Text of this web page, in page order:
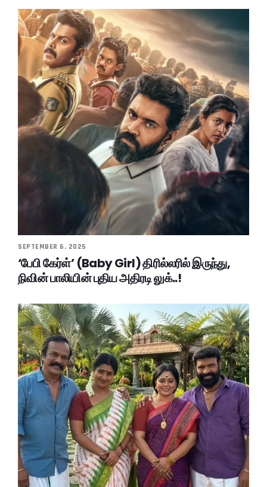
SEPTEMBER 6, 2025
‘பேபி கேர்ள்’ (Baby Girl) திரில்லரில் இருந்து,
நிவின் பாலியின் புதிய அதிரடி லுக்..!